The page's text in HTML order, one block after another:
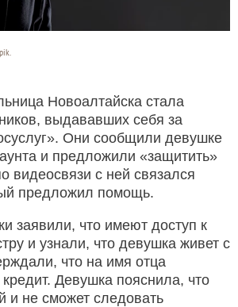
Новоалтайска стала
выдававших себя за
Они сообщили девушке
и предложили «защитить»
видеосвязи с ней связался
предложил помощь.
заявили, что имеют доступ к
и узнали, что девушка живет с
что на имя отца
Девушка пояснила, что
и не сможет следовать